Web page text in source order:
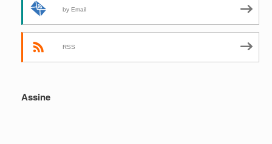
by Email
RSS
Assine